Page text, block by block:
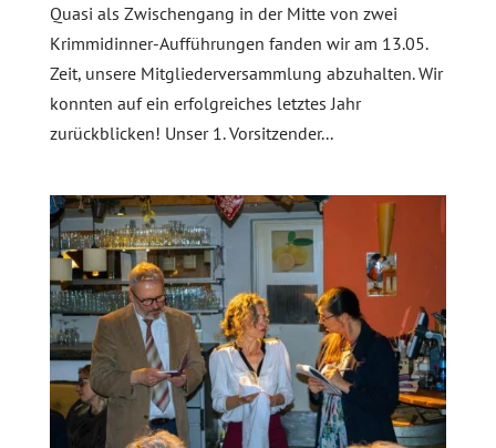
Quasi als Zwischengang in der Mitte von zwei
Krimmidinner-Aufführungen fanden wir am 13.05.
Zeit, unsere Mitgliederversammlung abzuhalten. Wir
konnten auf ein erfolgreiches letztes Jahr
zurückblicken! Unser 1. Vorsitzender...